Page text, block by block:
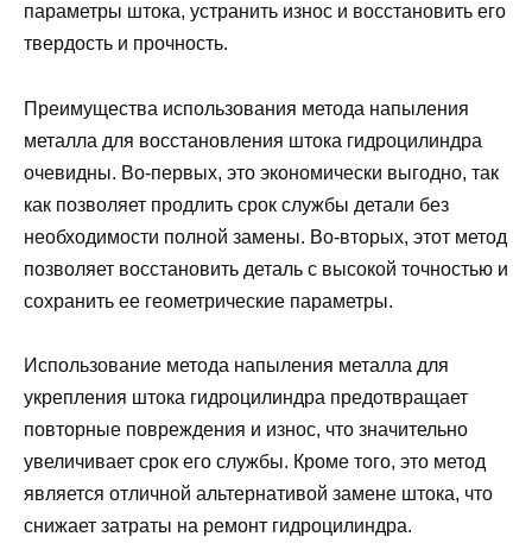
параметры штока, устранить износ и восстановить его
твердость и прочность.
Преимущества использования метода напыления
металла для восстановления штока гидроцилиндра
очевидны. Во-первых, это экономически выгодно, так
как позволяет продлить срок службы детали без
необходимости полной замены. Во-вторых, этот метод
позволяет восстановить деталь с высокой точностью и
сохранить ее геометрические параметры.
Использование метода напыления металла для
укрепления штока гидроцилиндра предотвращает
повторные повреждения и износ, что значительно
увеличивает срок его службы. Кроме того, это метод
является отличной альтернативой замене штока, что
снижает затраты на ремонт гидроцилиндра.